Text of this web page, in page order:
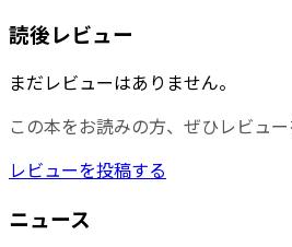
読後レビュー
まだレビューはありません。
この本をお読みの方、ぜひレビュー
レビューを投稿する
ニュース